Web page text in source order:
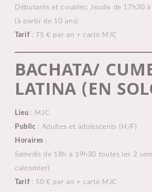
Débutants et couples: Jeudis de 17h30
(à partir de 10 ans)
Tarif : 75 € par an + carte MJC
BACHATA/
LATINA (EN
Lieu : MJC
Public : Adultes et adolescents (H/F)
Horaires :
Samedis de 18h à 19h30 toutes les 2
calendrier)
Tarif : 50 € par an + carte MJC